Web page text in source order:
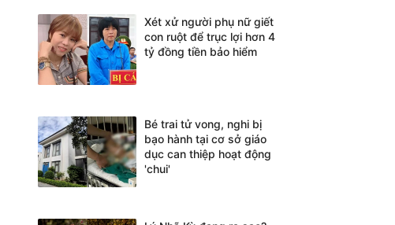
Xét xử người phụ nữ giết
con ruột để trục lợi hơn 4
tỷ đồng tiền bảo hiểm
Bé trai tử vong, nghi bị
bạo hành tại cơ sở giáo
dục can thiệp hoạt động
'chui'